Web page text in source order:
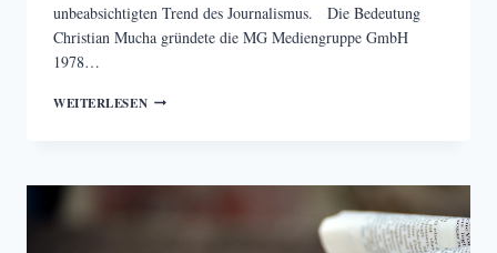
unbeabsichtigten Trend des Journalismus. Die Bedeutung
Christian Mucha gründete die MG Mediengruppe GmbH
1978…
WEITERLESENEXTRADIENST